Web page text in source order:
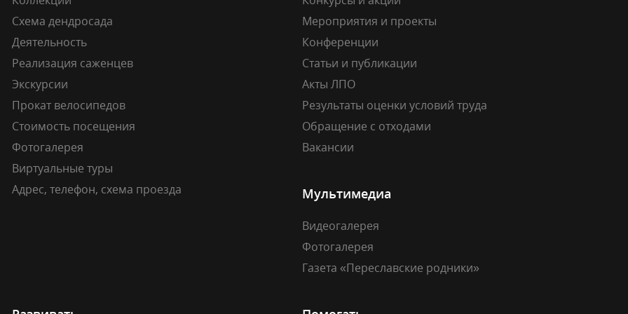
Схема дендросада
Деятельность
Реализация саженцев
Экскурсии
Прокат велосипедов
Стоимость посещения
Фотогалерея
Виртуальные туры
Адрес, телефон, схема проезда
Мероприятия и проекты
Конференции
Статьи и публикации
Акты ЛПО
Результаты оценки условий труда
Обращение с отходами
Вакансии
Мультимедиа
Видеогалерея
Фотогалерея
Газета «Переславские родники»